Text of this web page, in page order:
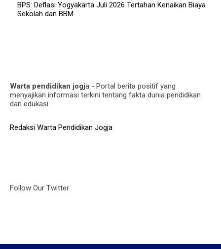
BPS: Deflasi Yogyakarta Juli 2026 Tertahan Kenaikan Biaya
Sekolah dan BBM
Warta pendidikan jogja - Portal berita positif yang
menyajikan informasi terkini tentang fakta dunia pendidikan
dan edukasi
Redaksi Warta Pendidikan Jogja
Follow Our Twitter